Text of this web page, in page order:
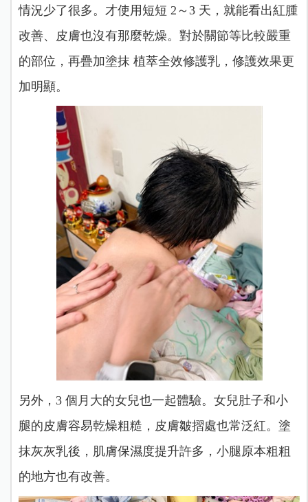
情況少了很多。才使用短短 2～3 天，就能看出紅腫
改善、皮膚也沒有那麼乾燥。對於關節等比較嚴重
的部位，再疊加塗抹 植萃全效修護乳，修護效果更
加明顯。
另外，3 個月大的女兒也一起體驗。女兒肚子和小
腿的皮膚容易乾燥粗糙，皮膚皺摺處也常泛紅。塗
抹灰灰乳後，肌膚保濕度提升許多，小腿原本粗粗
的地方也有改善。